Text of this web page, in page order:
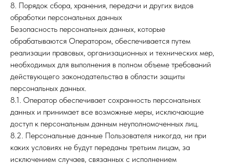
8. Порядок сбора, хранения, передачи и других видов
обработки персональных данных
Безопасность персональных данных, которые
обрабатываются Оператором, обеспечивается путем
реализации правовых, организационных и технических мер,
необходимых для выполнения в полном объеме требований
действующего законодательства в области защиты
персональных данных.
8.1. Оператор обеспечивает сохранность персональных
данных и принимает все возможные меры, исключающие
доступ к персональным данным неуполномоченных лиц.
8.2. Персональные данные Пользователя никогда, ни при
каких условиях не будут переданы третьим лицам, за
исключением случаев, связанных с исполнением